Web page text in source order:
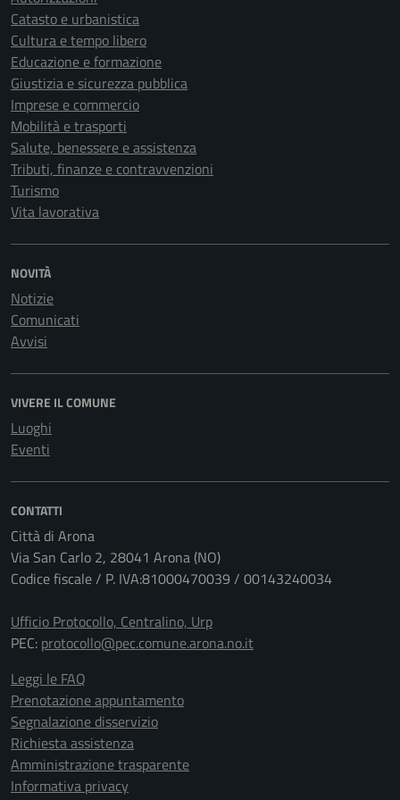
Catasto e urbanistica
Cultura e tempo libero
Educazione e formazione
Giustizia e sicurezza pubblica
Imprese e commercio
Mobilità e trasporti
Salute, benessere e assistenza
Tributi, finanze e contravvenzioni
Turismo
Vita lavorativa
NOVITÀ
Notizie
Comunicati
Avvisi
VIVERE IL COMUNE
Luoghi
Eventi
CONTATTI
Città di Arona
Via San Carlo 2, 28041 Arona (NO)
Codice fiscale / P. IVA:81000470039 / 00143240034
Ufficio Protocollo, Centralino, Urp
PEC: protocollo@pec.comune.arona.no.it
Leggi le FAQ
Prenotazione appuntamento
Segnalazione disservizio
Richiesta assistenza
Amministrazione trasparente
Informativa privacy